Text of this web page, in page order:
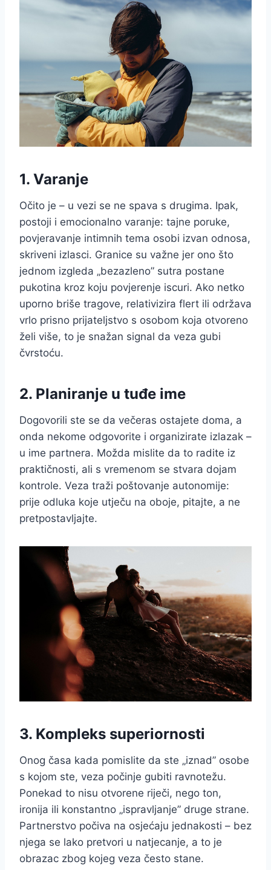
1. Varanje
Očito je – u vezi se ne spava s drugima. Ipak,
postoji i emocionalno varanje: tajne poruke,
povjeravanje intimnih tema osobi izvan odnosa,
skriveni izlasci. Granice su važne jer ono što
jednom izgleda „bezazleno” sutra postane
pukotina kroz koju povjerenje iscuri. Ako netko
uporno briše tragove, relativizira flert ili održava
vrlo prisno prijateljstvo s osobom koja otvoreno
želi više, to je snažan signal da veza gubi
čvrstoću.
2. Planiranje u tuđe ime
Dogovorili ste se da večeras ostajete doma, a
onda nekome odgovorite i organizirate izlazak –
u ime partnera. Možda mislite da to radite iz
praktičnosti, ali s vremenom se stvara dojam
kontrole. Veza traži poštovanje autonomije:
prije odluka koje utječu na oboje, pitajte, a ne
pretpostavljajte.
3. Kompleks superiornosti
Onog časa kada pomislite da ste „iznad” osobe
s kojom ste, veza počinje gubiti ravnotežu.
Ponekad to nisu otvorene riječi, nego ton,
ironija ili konstantno „ispravljanje” druge strane.
Partnerstvo počiva na osjećaju jednakosti – bez
njega se lako pretvori u natjecanje, a to je
obrazac zbog kojeg veza često stane.